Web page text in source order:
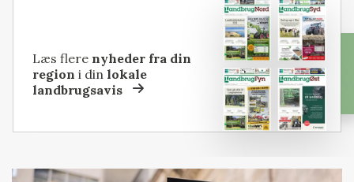
Læs flere nyheder fra din
region i dinlokale
landbrugsavis